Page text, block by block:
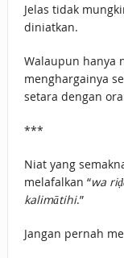
Jelas tidak
diniatkan.
Walaupun hanya
menghargainya
setara dengan
***
Niat yang
melafalkan “wa
kalimātihi.”
Jangan pernah